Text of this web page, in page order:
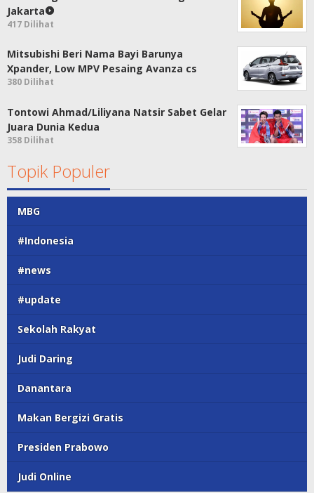
Jakarta
417 Dilihat
Mitsubishi Beri Nama Bayi Barunya
Xpander, Low MPV Pesaing Avanza cs
380 Dilihat
Tontowi Ahmad/Liliyana Natsir Sabet Gelar
Juara Dunia Kedua
358 Dilihat
Topik Populer
MBG
#Indonesia
#news
#update
Sekolah Rakyat
Judi Daring
Danantara
Makan Bergizi Gratis
Presiden Prabowo
Judi Online